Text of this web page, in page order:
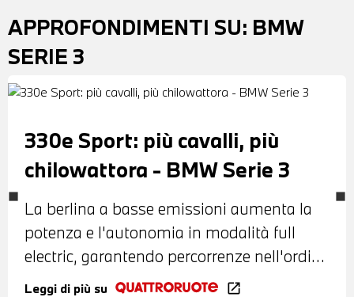
APPROFONDIMENTI SU: BMW
SERIE 3
330e Sport: più cavalli, più
chilowattora - BMW Serie 3
La berlina a basse emissioni aumenta la
potenza e l'autonomia in modalità full
electric, garantendo percorrenze nell'ordine
dei 41,6 km/litro
Leggi di più su open_in_new